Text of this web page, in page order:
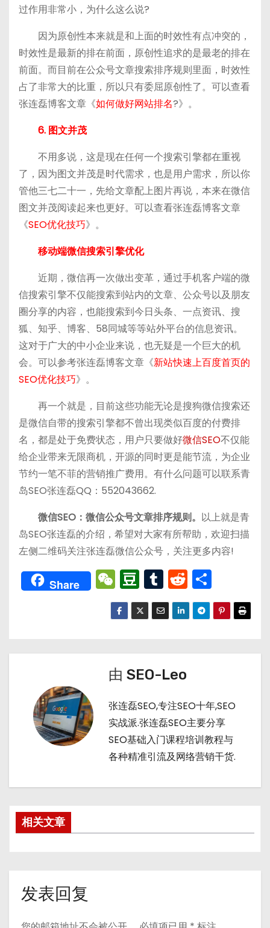
过作用非常小，为什么这么说?
因为原创性本来就是和上面的时效性有点冲突的，
时效性是最新的排在前面，原创性追求的是最老的排在
前面。而目前在公众号文章搜索排序规则里面，时效性
占了非常大的比重，所以只有委屈原创性了。可以查看
张连磊博客文章《如何做好网站排名?》。
6. 图文并茂
不用多说，这是现在任何一个搜索引擎都在重视
了，因为图文并茂是时代需求，也是用户需求，所以你
管他三七二十一，先给文章配上图片再说，本来在微信
图文并茂阅读起来也更好。可以查看张连磊博客文章
《SEO优化技巧》。
移动端微信搜索引擎优化
近期，微信再一次做出变革，通过手机客户端的微
信搜索引擎不仅能搜索到站内的文章、公众号以及朋友
圈分享的内容，也能搜索到今日头条、一点资讯、搜
狐、知乎、博客、58同城等等站外平台的信息资讯。
这对于广大的中小企业来说，也无疑是一个巨大的机
会。可以参考张连磊博客文章《新站快速上百度首页的
SEO优化技巧》。
再一个就是，目前这些功能无论是搜狗微信搜索还
是微信自带的搜索引擎都不曾出现类似百度的付费排
名，都是处于免费状态，用户只要做好微信SEO不仅能
给企业带来无限商机，开源的同时更是能节流，为企业
节约一笔不菲的营销推广费用。有什么问题可以联系青
岛SEO张连磊QQ：552043662.
微信SEO：微信公众号文章排序规则。 以上就是青
岛SEO张连磊的介绍，希望对大家有所帮助，欢迎扫描
左侧二维码关注张连磊微信公众号，关注更多内容!
Share W
e
C
a
t
D
o
u
a
n
T
u
m
r
R
e
d
t
享
由 SEO-Leo
张连磊SEO,专注SEO十年,SEO
实战派.张连磊SEO主要分享
SEO基础入门课程培训教程与
各种精准引流及网络营销干货.
相关文章
发表回复